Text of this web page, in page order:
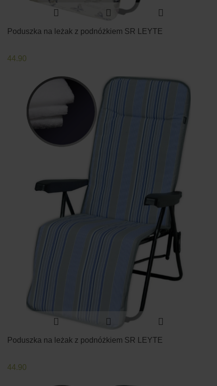
Poduszka na leżak z podnóżkiem SR LEYTE
44.90
Poduszka na leżak z podnóżkiem SR LEYTE
44.90